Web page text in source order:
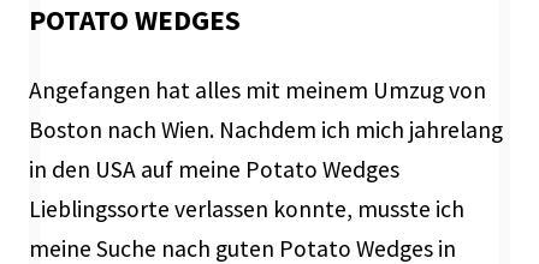
POTATO WEDGES
Angefangen hat alles mit meinem Umzug von
Boston nach Wien. Nachdem ich mich jahrelang
in den USA auf meine Potato Wedges
Lieblingssorte verlassen konnte, musste ich
meine Suche nach guten Potato Wedges in